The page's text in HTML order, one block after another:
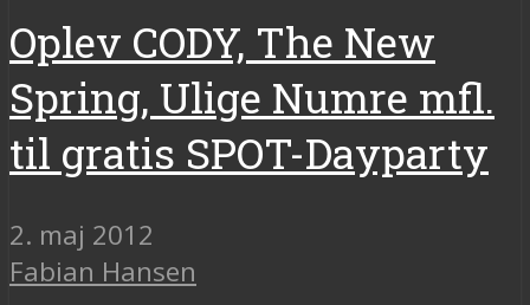
Oplev CODY, The New
Spring, Ulige Numre mfl.
til gratis SPOT-Dayparty
2. maj 2012
Fabian Hansen